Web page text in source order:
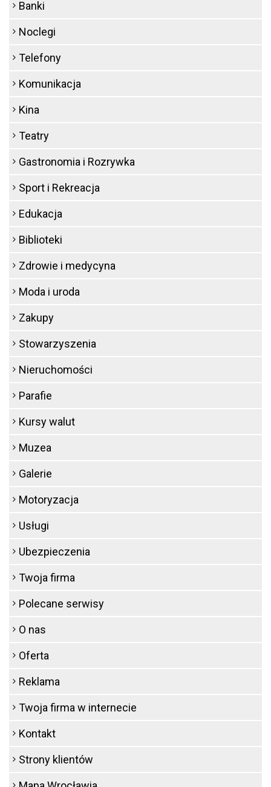
Banki
Noclegi
Telefony
Komunikacja
Kina
Teatry
Gastronomia i Rozrywka
Sport i Rekreacja
Edukacja
Biblioteki
Zdrowie i medycyna
Moda i uroda
Zakupy
Stowarzyszenia
Nieruchomości
Parafie
Kursy walut
Muzea
Galerie
Motoryzacja
Usługi
Ubezpieczenia
Twoja firma
Polecane serwisy
O nas
Oferta
Reklama
Twoja firma w internecie
Kontakt
Strony klientów